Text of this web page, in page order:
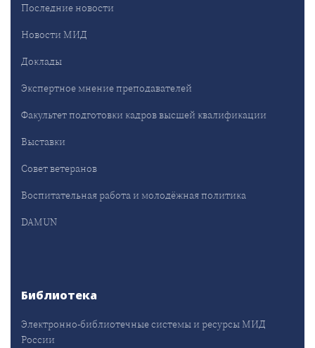
Последние новости
Новости МИД
Доклады
Экспертное мнение преподавателей
Факультет подготовки кадров высшей квалификации
Выставки
Совет ветеранов
Воспитательная работа и молодёжная политика
DAMUN
Библиотека
Электронно-библиотечные системы и ресурсы МИД
России